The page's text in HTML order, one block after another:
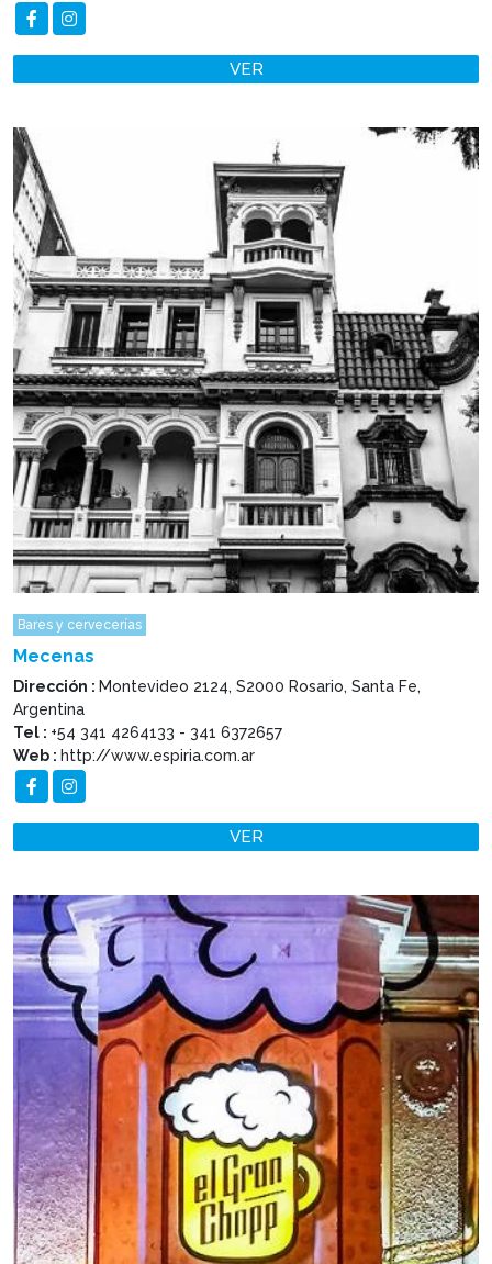
VER
Bares y cervecerías
Mecenas
Dirección : Montevideo 2124, S2000 Rosario, Santa Fe,
Argentina
Tel : +54 341 4264133 - 341 6372657
Web : http://www.espiria.com.ar
VER